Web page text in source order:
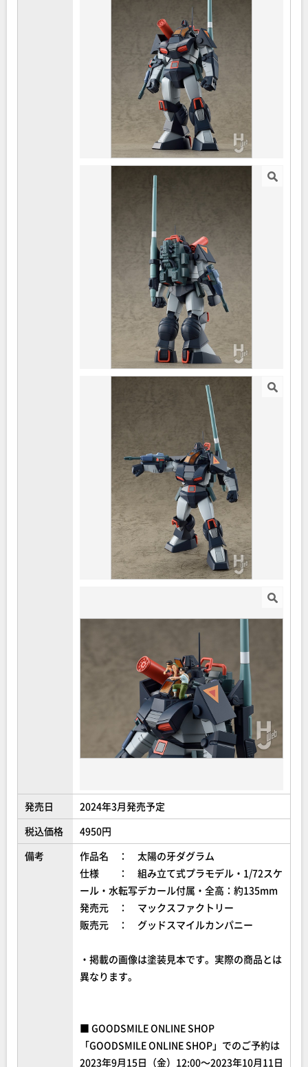
発売日
2024年3月発売予定
税込価格
4950円
備考
作品名 ： 太陽の牙ダグラム
仕様 ： 組み立て式プラモデル・1/72スケ
ール・水転写デカール付属・全高：約135mm
発売元 ： マックスファクトリー
販売元 ： グッドスマイルカンパニー
・掲載の画像は塗装見本です。実際の商品とは
異なります。
■ GOODSMILE ONLINE SHOP
「GOODSMILE ONLINE SHOP」でのご予約は
2023年9月15日（金）12:00～2023年10月11日